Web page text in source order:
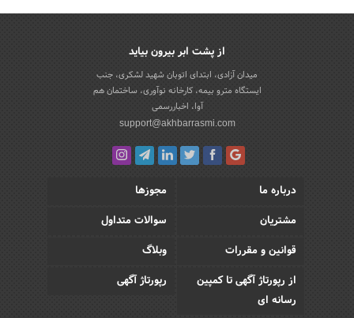
از پشت ابر بیرون بیاید
میدان آزادی، ابتدای اتوبان شهید لشکری، جنب
ایستگاه مترو بیمه، کارخانه نوآوری، ساختمان هم
آوا، اخباررسمی
support@akhbarrasmi.com
درباره ما
مجوزها
مشتریان
سوالات متداول
قوانین و مقررات
وبلاگ
از رپورتاژ آگهی تا کمپین
رسانه ای
رپورتاژ آگهی